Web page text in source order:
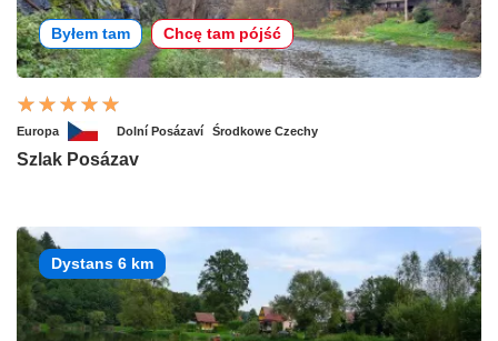
Byłem tam Chcę tam pójść
Europa Dolní Posázaví Środkowe Czechy
Szlak Posázav
Dystans 6 km